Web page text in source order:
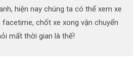
hiện nay chúng ta có thể xem xe
chốt xe xong vận chuyển
mất thời gian là thế!